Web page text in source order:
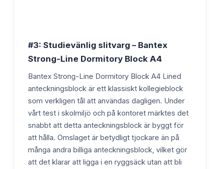
#3: Studievänlig slitvarg – Bantex
Strong-Line Dormitory Block A4
Bantex Strong-Line Dormitory Block A4 Lined
anteckningsblock är ett klassiskt kollegieblock
som verkligen tål att användas dagligen. Under
vårt test i skolmiljö och på kontoret märktes det
snabbt att detta anteckningsblock är byggt för
att hålla. Omslaget är betydligt tjockare än på
många andra billiga anteckningsblock, vilket gör
att det klarar att ligga i en ryggsäck utan att bli